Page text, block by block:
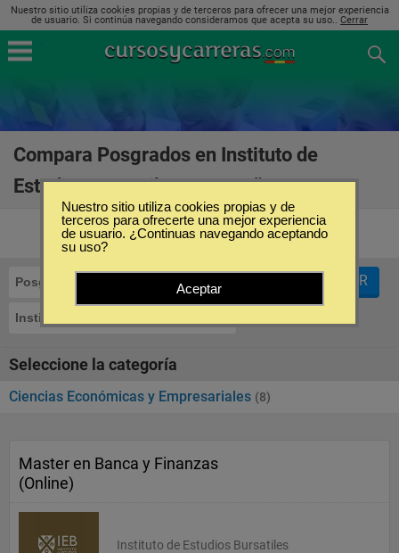
Nuestro sitio utiliza cookies propias y de terceros para ofrecer una mejor experiencia
de usuario. Si continúa navegando consideramos que acepta su uso.. Cerrar
Compara Posgrados en Instituto de
Estudios Bursatiles en España
Posgrados
Instituto de Estudios Bursatiles
FILTRAR
Seleccione la categoría
Ciencias Económicas y Empresariales (8)
Master en Banca y Finanzas
(Online)
Instituto de Estudios Bursatiles
Nuestro sitio utiliza cookies propias y de
terceros para ofrecerte una mejor experiencia
de usuario. ¿Continuas navegando aceptando
su uso?
Aceptar